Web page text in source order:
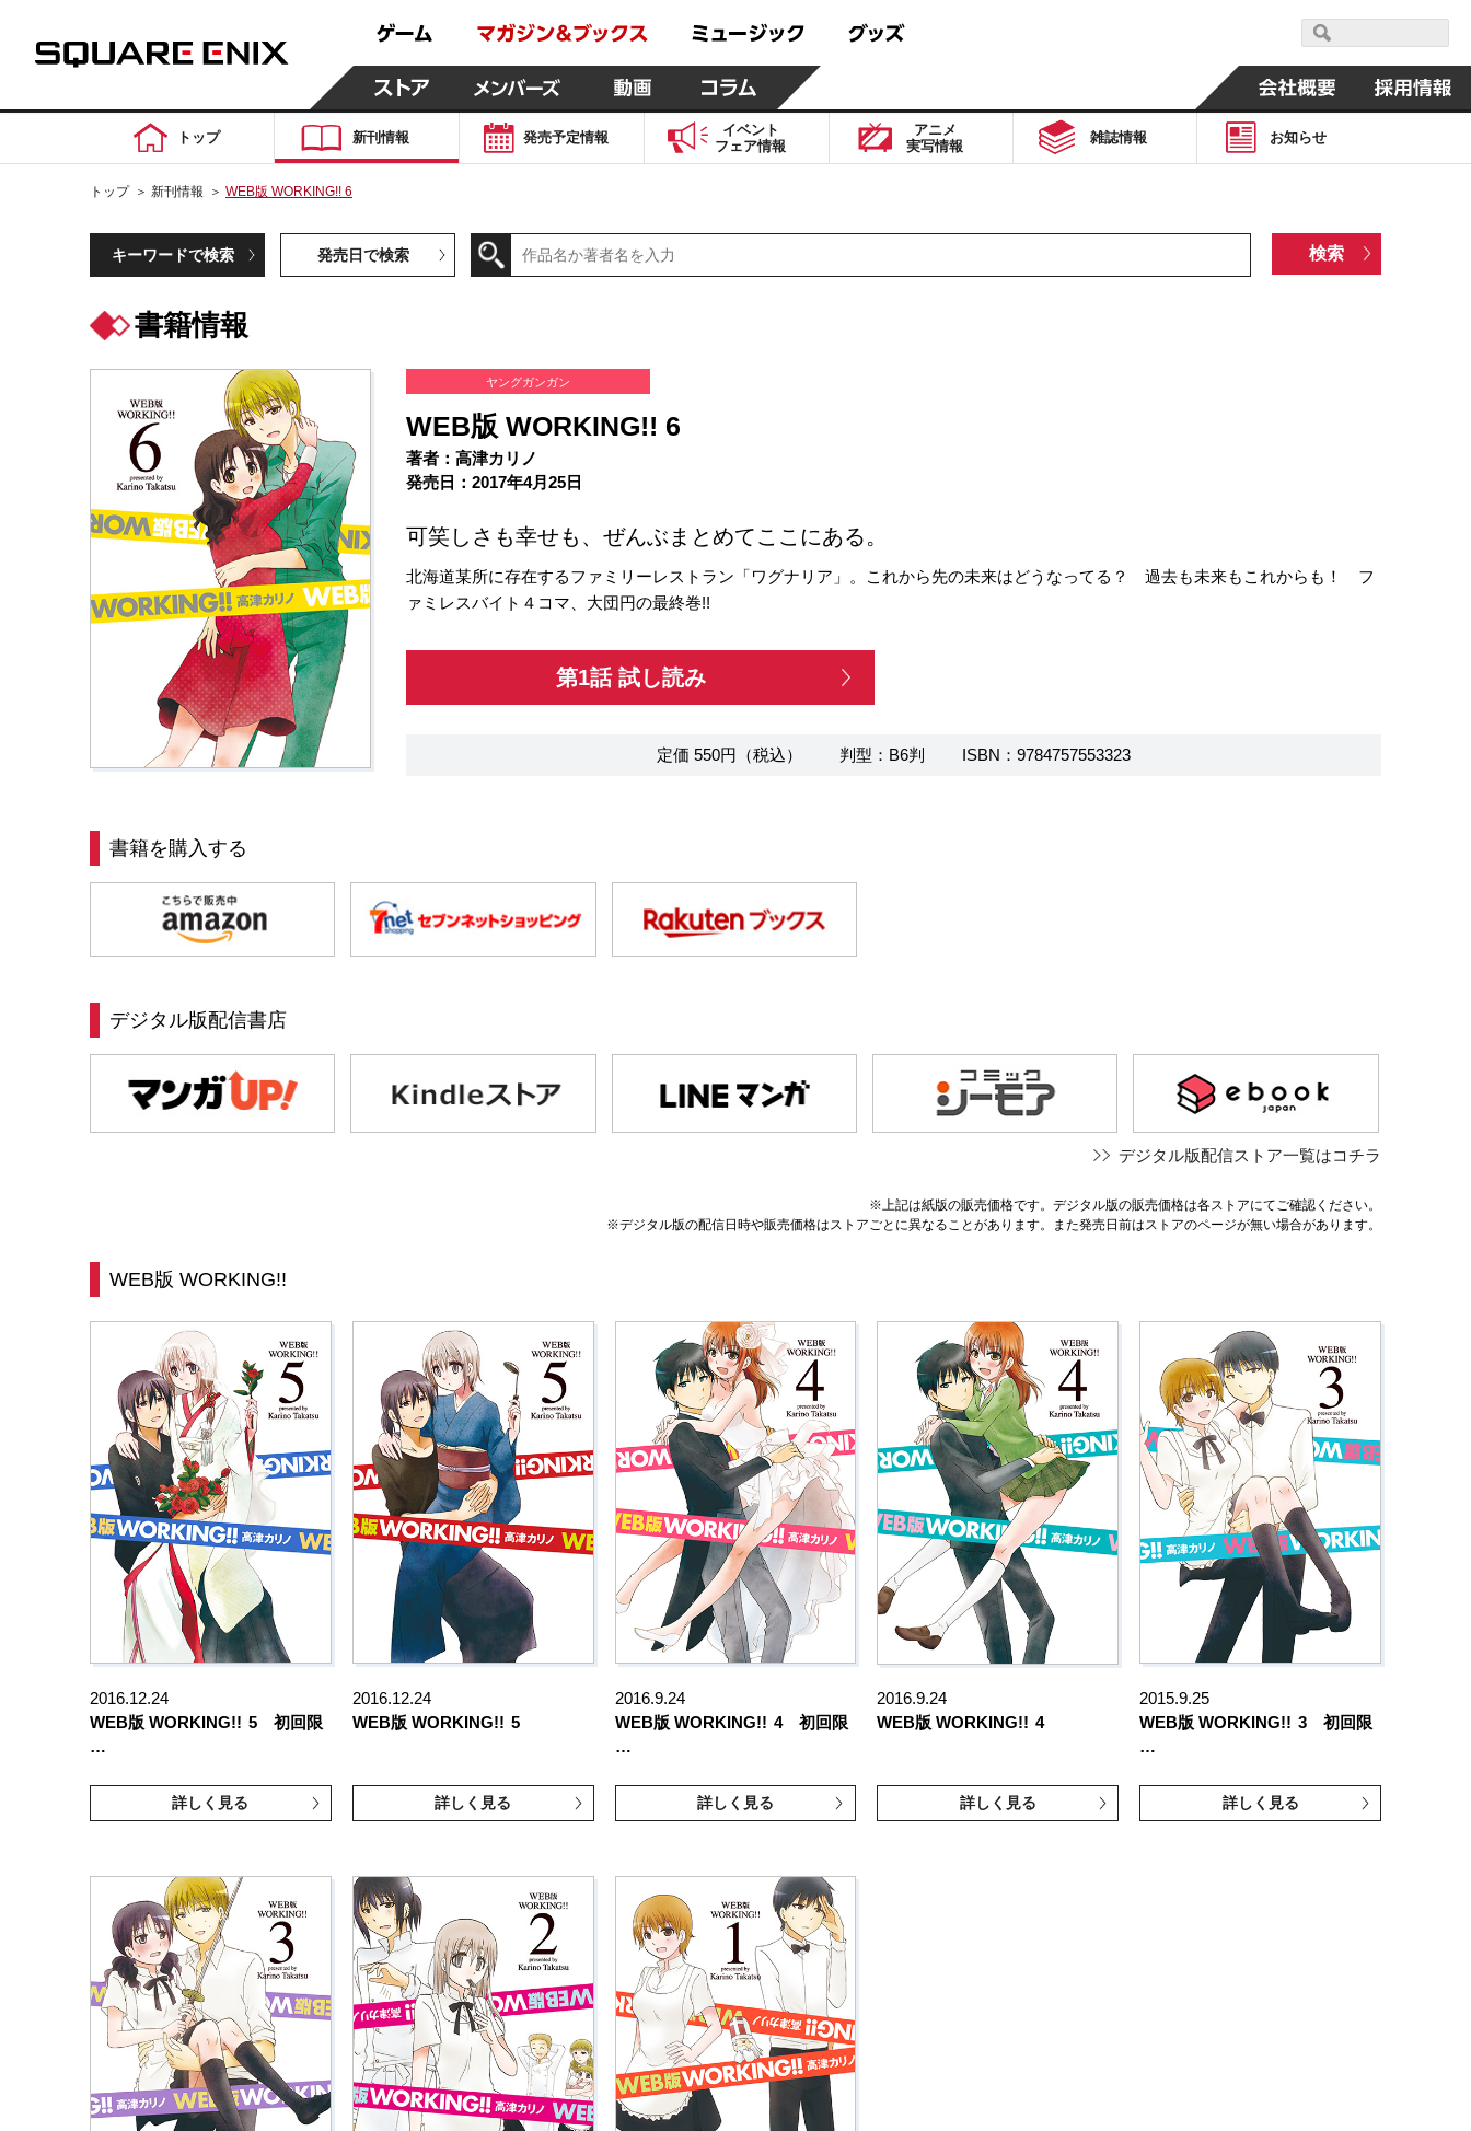
トップ 新刊情報 発売予定情報
イベント
フェア情報
アニメ
実写情報
雑誌情報 お知らせ
トップ ＞ 新刊情報 ＞ WEB版 WORKING!! 6
キーワードで検索 発売日で検索
書籍情報
ヤングガンガン
WEB版 WORKING!! 6
著者：高津カリノ
発売日：2017年4月25日
可笑しさも幸せも、ぜんぶまとめてここにある。
北海道某所に存在するファミリーレストラン「ワグナリア」。これから先の未来はどうなってる？ 過去も未来もこれからも！ フ
ァミレスバイト４コマ、大団円の最終巻!!
第1話 試し読み
定価 550円（税込） 判型：B6判 ISBN：9784757553323
書籍を購入する
デジタル版配信書店
デジタル版配信ストア一覧はコチラ
※上記は紙版の販売価格です。デジタル版の販売価格は各ストアにてご確認ください。
※デジタル版の配信日時や販売価格はストアごとに異なることがあります。また発売日前はストアのページが無い場合があります。
WEB版 WORKING!!
2016.12.24
WEB版 WORKING!! 5 初回限
…
詳しく見る
2016.12.24
WEB版 WORKING!! 5
詳しく見る
2016.9.24
WEB版 WORKING!! 4 初回限
…
詳しく見る
2016.9.24
WEB版 WORKING!! 4
詳しく見る
2015.9.25
WEB版 WORKING!! 3 初回限
…
詳しく見る